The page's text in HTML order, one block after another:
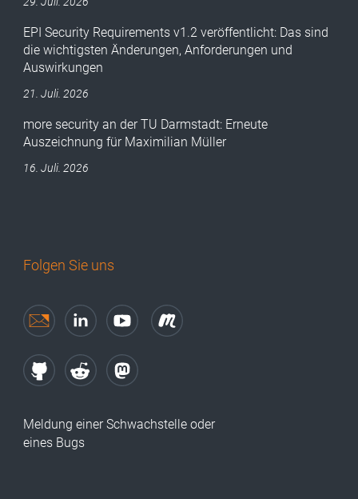
EPI Security Requirements v1.2 veröffentlicht: Das sind
die wichtigsten Änderungen, Anforderungen und
Auswirkungen
21. Juli. 2026
more security an der TU Darmstadt: Erneute
Auszeichnung für Maximilian Müller
16. Juli. 2026
Folgen Sie uns
Meldung einer Schwachstelle oder
eines Bugs